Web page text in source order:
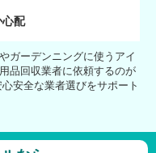
心配
ガーデンニングに使うアイ
品回収業者に依頼するのが
安全な業者選びをサポート